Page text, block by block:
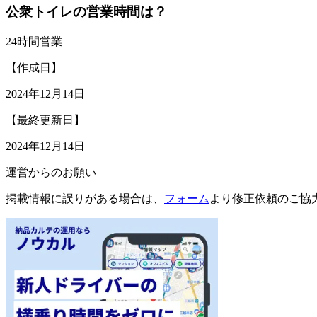
公衆トイレの営業時間は？
24時間営業
【作成日】
2024年12月14日
【最終更新日】
2024年12月14日
運営からのお願い
掲載情報に誤りがある場合は、 フォーム より修正依頼のご協